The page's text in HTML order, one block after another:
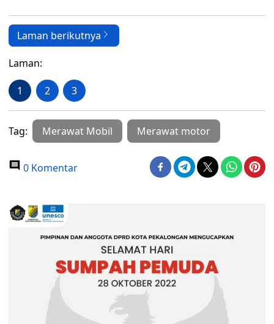
Laman berikutnya
Laman:
1 2 3
Tag: Merawat Mobil Merawat motor
0 Komentar